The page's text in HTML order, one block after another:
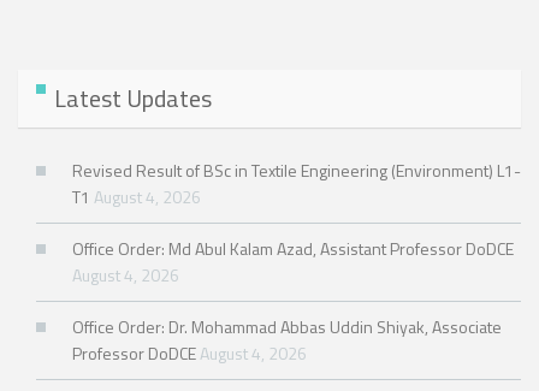
Latest Updates
Revised Result of BSc in Textile Engineering (Environment) L1-
T1 August 4, 2026
Office Order: Md Abul Kalam Azad, Assistant Professor DoDCE
August 4, 2026
Office Order: Dr. Mohammad Abbas Uddin Shiyak, Associate
Professor DoDCEAugust 4, 2026